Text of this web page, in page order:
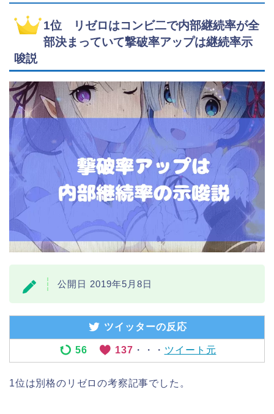
1位 リゼロはコンビ二で内部継続率が全
部決まっていて撃破率アップは継続率示
唆説
公開日 2019年5月8日
ツイッターの反応
56 137 ・・・ ツイート元
1位は別格のリゼロの考察記事でした。